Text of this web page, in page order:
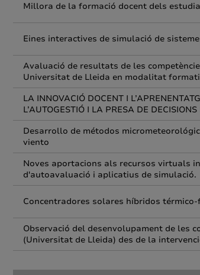
Millora de la formació docent dels
Eines interactives de simulació de
Avaluació de resultats de les
Universitat de Lleida en modalitat
LA INNOVACIÓ DOCENT I
L’AUTOGESTIÓ I LA PRESA DE
Desarrollo de métodos
viento
Noves aportacions als recursos virtuals
d'autoavaluació i aplicatius de simulació.
Concentradores solares híbridos
Observació del desenvolupament de les
(Universitat de Lleida) des de la